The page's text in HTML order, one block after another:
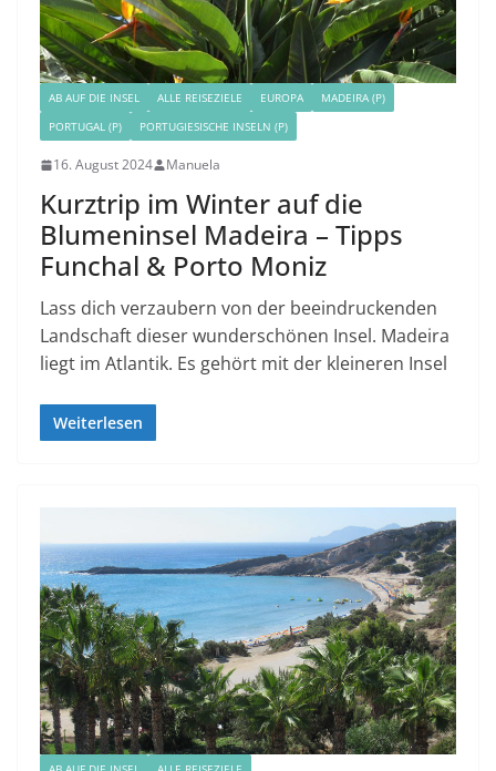
AB AUF DIE INSEL ALLE REISEZIELE EUROPA
MADEIRA (P)
PORTUGAL (P)
PORTUGIESISCHE INSELN (P)
16. August 2024 Manuela
Kurztrip im Winter auf die
Blumeninsel Madeira – Tipps
Funchal & Porto Moniz
Lass dich verzaubern von der beeindruckenden
Landschaft dieser wunderschönen Insel. Madeira
liegt im Atlantik. Es gehört mit der kleineren Insel
Weiterlesen